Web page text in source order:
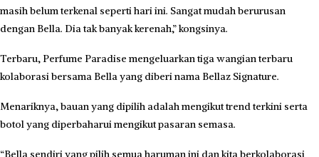
masih belum terkenal seperti hari ini. Sangat mudah berurusan
dengan Bella. Dia tak banyak kerenah,” kongsinya.
Terbaru, Perfume Paradise mengeluarkan tiga wangian terbaru
kolaborasi bersama Bella yang diberi nama Bellaz Signature.
Menariknya, bauan yang dipilih adalah mengikut trend terkini serta
botol yang diperbaharui mengikut pasaran semasa.
“Bella sendiri yang pilih semua haruman ini dan kita berkolaborasi